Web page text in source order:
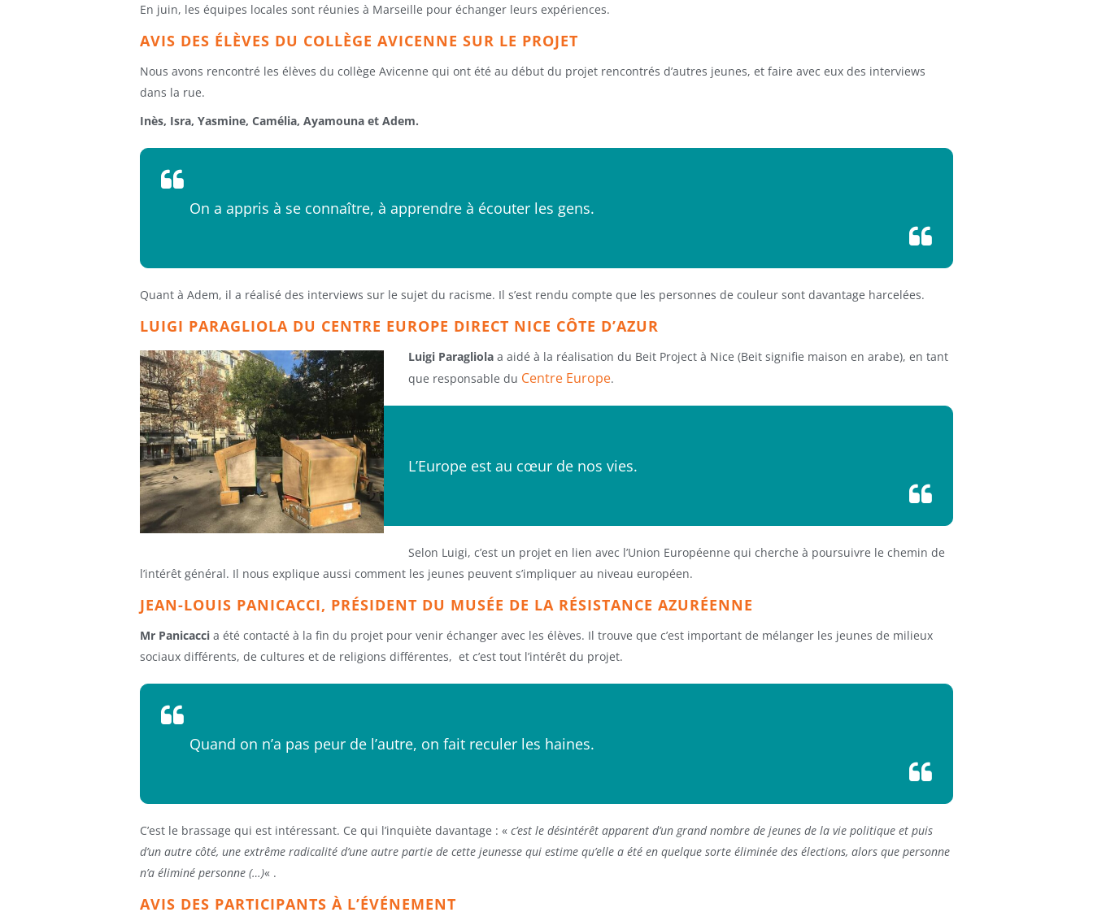
En juin, les équipes locales sont réunies à Marseille pour échanger leurs expériences.
AVIS DES ÉLÈVES DU COLLÈGE AVICENNE SUR LE PROJET
Nous avons rencontré les élèves du collège Avicenne qui ont été au début du projet rencontrés d’autres jeunes, et faire avec eux des interviews
dans la rue.
Inès, Isra, Yasmine, Camélia, Ayamouna et Adem.
On a appris à se connaître, à apprendre à écouter les gens.
Quant à Adem, il a réalisé des interviews sur le sujet du racisme. Il s’est rendu compte que les personnes de couleur sont davantage harcelées.
LUIGI PARAGLIOLA DU CENTRE EUROPE DIRECT NICE CÔTE D’AZUR
Luigi Paragliola a aidé à la réalisation du Beit Project à Nice (Beit signifie maison en arabe), en tant
que responsable du Centre Europe.
L’Europe est au cœur de nos vies.
Selon Luigi, c’est un projet en lien avec l’Union Européenne qui cherche à poursuivre le chemin de
l’intérêt général. Il nous explique aussi comment les jeunes peuvent s’impliquer au niveau européen.
JEAN-LOUIS PANICACCI, PRÉSIDENT DU MUSÉE DE LA RÉSISTANCE AZURÉENNE
Mr Panicacci a été contacté à la fin du projet pour venir échanger avec les élèves. Il trouve que c’est important de mélanger les jeunes de milieux
sociaux différents, de cultures et de religions différentes, et c’est tout l’intérêt du projet.
Quand on n’a pas peur de l’autre, on fait reculer les haines.
C’est le brassage qui est intéressant. Ce qui l’inquiète davantage : « c’est le désintérêt apparent d’un grand nombre de jeunes de la vie politique et puis
d’un autre côté, une extrême radicalité d’une autre partie de cette jeunesse qui estime qu’elle a été en quelque sorte éliminée des élections, alors que personne
n’a éliminé personne (…)« .
AVIS DES PARTICIPANTS À L’ÉVÉNEMENT